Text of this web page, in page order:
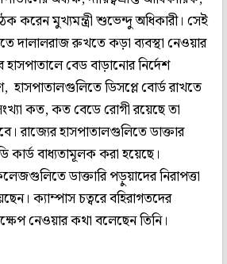
করেন মুখ্যমন্ত্রী শুভেন্দু অধিকারী। সেই
দালালরাজ রুখতে কড়া ব্যবস্থা নেওয়ার
বেড বাড়ানোর নির্দেশ
হাসপাতালগুলিতে ডিসপ্লে বোর্ড রাখতে
কত, কত বেডে রোগী রয়েছে তা
রাজ্যের হাসপাতালগুলিতে ডাক্তার
কার্ড বাধ্যতামূলক করা হয়েছে।
ডাক্তারি পড়ুয়াদের নিরাপত্তা
ক্যাম্পাস চত্বরে বহিরাগতদের
নেওয়ার কথা বলেছেন তিনি।